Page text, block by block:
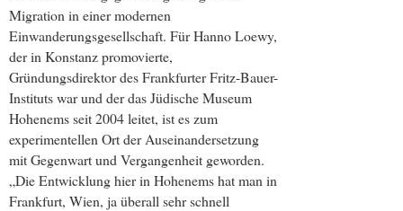
Migration in einer modernen
Einwanderungsgesellschaft. Für Hanno Loewy,
der in Konstanz promovierte,
Gründungsdirektor des Frankfurter Fritz-Bauer-
Instituts war und der das Jüdische Museum
Hohenems seit 2004 leitet, ist es zum
experimentellen Ort der Auseinandersetzung
mit Gegenwart und Vergangenheit geworden.
„Die Entwicklung hier in Hohenems hat man in
Frankfurt, Wien, ja überall sehr schnell